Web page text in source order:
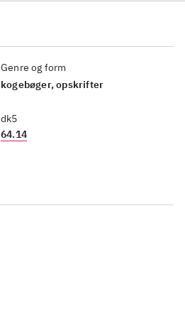
Genre og form
kogebøger, opskrifter
dk5
64.14